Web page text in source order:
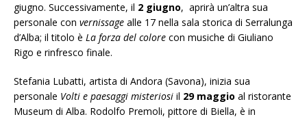
giugno. Successivamente, il 2 giugno, aprirà un’altra sua
personale con vernissage alle 17 nella sala storica di Serralunga
d’Alba; il titolo è La forza del colore con musiche di Giuliano
Rigo e rinfresco finale.
Stefania Lubatti, artista di Andora (Savona), inizia sua
personale Volti e paesaggi misteriosi il 29 maggio al ristorante
Museum di Alba. Rodolfo Premoli, pittore di Biella, è in